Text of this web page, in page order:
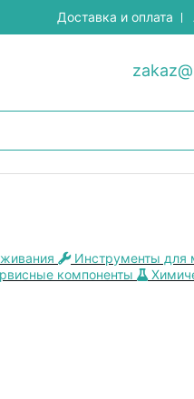
Доставка и оплата
Инструменты для
компоненты